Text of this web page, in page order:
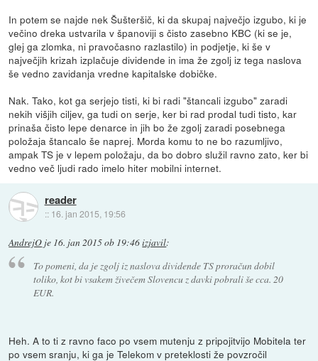
In potem se najde nek Šušteršič, ki da skupaj največjo izgubo, ki je
večino dreka ustvarila v španoviji s čisto zasebno KBC (ki se je,
glej ga zlomka, ni pravočasno razlastilo) in podjetje, ki še v
največjih krizah izplačuje dividende in ima že zgolj iz tega naslova
še vedno zavidanja vredne kapitalske dobičke.
Nak. Tako, kot ga serjejo tisti, ki bi radi "štancali izgubo" zaradi
nekih višjih ciljev, ga tudi on serje, ker bi rad prodal tudi tisto, kar
prinaša čisto lepe denarce in jih bo že zgolj zaradi posebnega
položaja štancalo še naprej. Morda komu to ne bo razumljivo,
ampak TS je v lepem položaju, da bo dobro služil ravno zato, ker bi
vedno več ljudi rado imelo hiter mobilni internet.
reader
:: 16. jan 2015, 19:56
AndrejO je 16. jan 2015 ob 19:46izjavil:
To pomeni, da je zgolj iz naslova dividende TS proračun dobil
toliko, kot bi vsakem živečem Slovencu z davki pobrali še cca. 20
EUR.
Heh. A to ti z ravno faco po vsem mutenju z pripojitvijo Mobitela ter
po vsem sranju, ki ga je Telekom v preteklosti že povzročil